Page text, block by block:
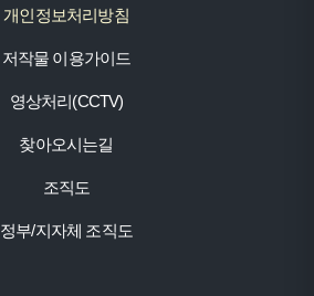
개인정보처리방침
저작물 이용가이드
영상처리(CCTV)
찾아오시는길
조직도
정부/지자체 조직도